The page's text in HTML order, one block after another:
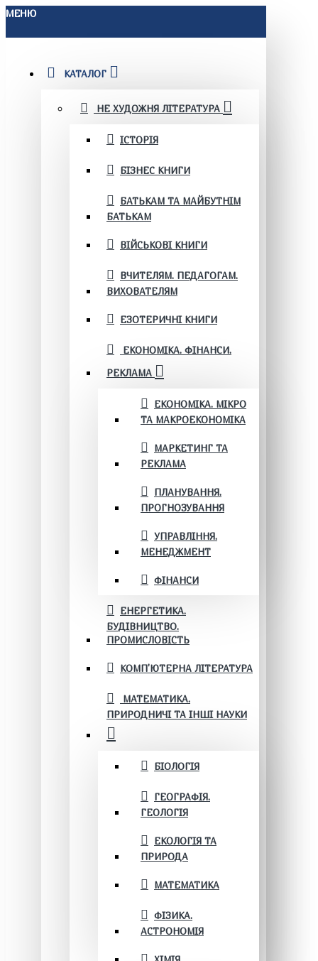
МЕНЮ
КАТАЛОГ
НЕ ХУДОЖНЯ ЛІТЕРАТУРА
ІСТОРІЯ
БІЗНЕС КНИГИ
БАТЬКАМ ТА МАЙБУТНІМ
БАТЬКАМ
ВІЙСЬКОВІ КНИГИ
ВЧИТЕЛЯМ. ПЕДАГОГАМ.
ВИХОВАТЕЛЯМ
ЕЗОТЕРИЧНІ КНИГИ
ЕКОНОМІКА. ФІНАНСИ.
РЕКЛАМА
ЕКОНОМІКА. МІКРО
ТА МАКРОЕКОНОМІКА
МАРКЕТИНГ ТА
РЕКЛАМА
ПЛАНУВАННЯ.
ПРОГНОЗУВАННЯ
УПРАВЛІННЯ.
МЕНЕДЖМЕНТ
ФІНАНСИ
ЕНЕРГЕТИКА.
БУДІВНИЦТВО.
ПРОМИСЛОВІСТЬ
КОМП'ЮТЕРНА ЛІТЕРАТУРА
МАТЕМАТИКА.
ПРИРОДНИЧІ ТА ІНШІ НАУКИ
БІОЛОГІЯ
ГЕОГРАФІЯ.
ГЕОЛОГІЯ
ЕКОЛОГІЯ ТА
ПРИРОДА
МАТЕМАТИКА
ФІЗИКА.
АСТРОНОМІЯ